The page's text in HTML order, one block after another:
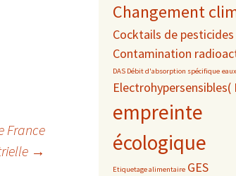
France
→
Changement
Cocktails de pesticides
Contamination
DAS Débit d'absorption spécifique
Electrohypersensibles(
empreinte
écologique
Etiquetage alimentaire GES